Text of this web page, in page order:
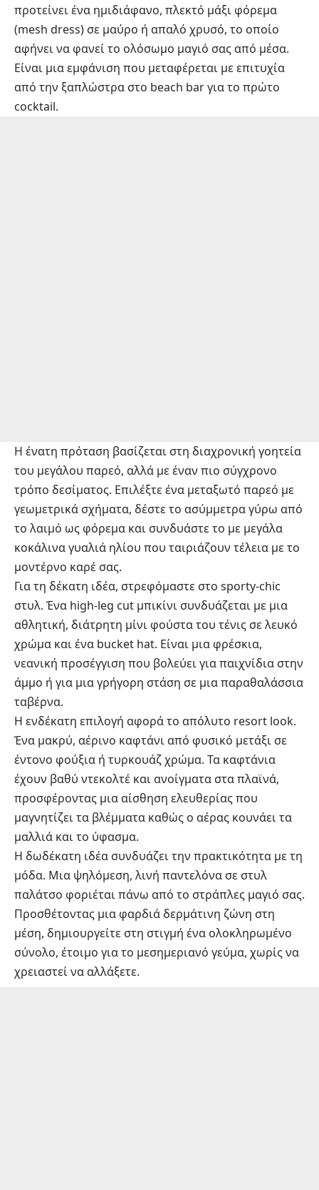
προτείνει ένα ημιδιάφανο, πλεκτό μάξι φόρεμα
(mesh dress) σε μαύρο ή απαλό χρυσό, το οποίο
αφήνει να φανεί το ολόσωμο μαγιό σας από μέσα.
Είναι μια εμφάνιση που μεταφέρεται με επιτυχία
από την ξαπλώστρα στο beach bar για το πρώτο
cocktail.
Η ένατη πρόταση βασίζεται στη διαχρονική γοητεία
του μεγάλου παρεό, αλλά με έναν πιο σύγχρονο
τρόπο δεσίματος. Επιλέξτε ένα μεταξωτό παρεό με
γεωμετρικά σχήματα, δέστε το ασύμμετρα γύρω από
το λαιμό ως φόρεμα και συνδυάστε το με μεγάλα
κοκάλινα γυαλιά ηλίου που ταιριάζουν τέλεια με το
μοντέρνο καρέ σας.
Για τη δέκατη ιδέα, στρεφόμαστε στο sporty-chic
στυλ. Ένα high-leg cut μπικίνι συνδυάζεται με μια
αθλητική, διάτρητη μίνι φούστα του τένις σε λευκό
χρώμα και ένα bucket hat. Είναι μια φρέσκια,
νεανική προσέγγιση που βολεύει για παιχνίδια στην
άμμο ή για μια γρήγορη στάση σε μια παραθαλάσσια
ταβέρνα.
Η ενδέκατη επιλογή αφορά το απόλυτο resort look.
Ένα μακρύ, αέρινο καφτάνι από φυσικό μετάξι σε
έντονο φούξια ή τυρκουάζ χρώμα. Τα καφτάνια
έχουν βαθύ ντεκολτέ και ανοίγματα στα πλαϊνά,
προσφέροντας μια αίσθηση ελευθερίας που
μαγνητίζει τα βλέμματα καθώς ο αέρας κουνάει τα
μαλλιά και το ύφασμα.
Η δωδέκατη ιδέα συνδυάζει την πρακτικότητα με τη
μόδα. Μια ψηλόμεση, λινή παντελόνα σε στυλ
παλάτσο φοριέται πάνω από το στράπλες μαγιό σας.
Προσθέτοντας μια φαρδιά δερμάτινη ζώνη στη
μέση, δημιουργείτε στη στιγμή ένα ολοκληρωμένο
σύνολο, έτοιμο για το μεσημεριανό γεύμα, χωρίς να
χρειαστεί να αλλάξετε.